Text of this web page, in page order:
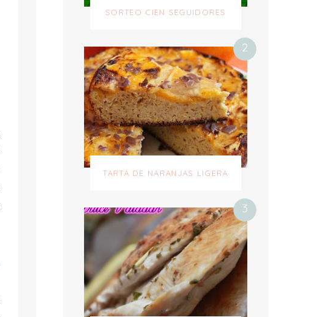
SORTEO CIEN SEGUIDORES
TARTA DE NARANJAS LIGERA